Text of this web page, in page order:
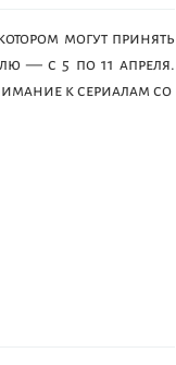
могут принять
— с 5 по 11 апреля.
к сериалам со